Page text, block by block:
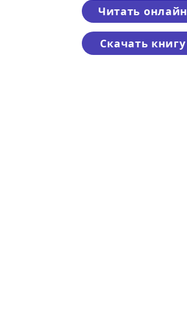
Читать онлайн
Скачать книгу